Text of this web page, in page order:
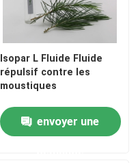
Isopar L Fluide Fluide
répulsif contre les
moustiques
envoyer une